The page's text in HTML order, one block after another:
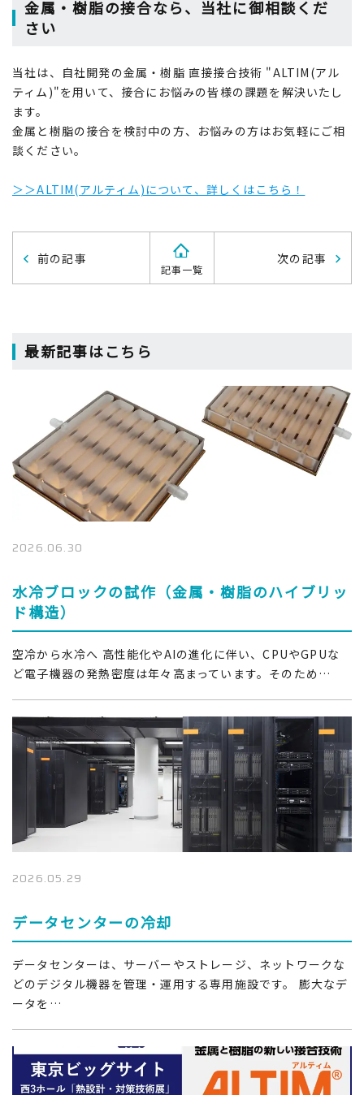
金属・樹脂の接合なら、当社に御相談くだ
さい
当社は、自社開発の金属・樹脂 直接接合技術 "ALTIM(アル
ティム)"を用いて、接合にお悩みの皆様の課題を解決いたし
ます。
金属と樹脂の接合を検討中の方、お悩みの方はお気軽にご相
談ください。
＞＞ALTIM(アルティム)について、詳しくはこちら！
前の記事
記事一覧
次の記事
最新記事はこちら
2026.06.30
水冷ブロックの試作（金属・樹脂のハイブリッ
ド構造）
空冷から水冷へ 高性能化やAIの進化に伴い、CPUやGPUな
ど電子機器の発熱密度は年々高まっています。そのため…
2026.05.29
データセンターの冷却
データセンターは、サーバーやストレージ、ネットワークな
どのデジタル機器を管理・運用する専用施設です。 膨大なデ
ータを…